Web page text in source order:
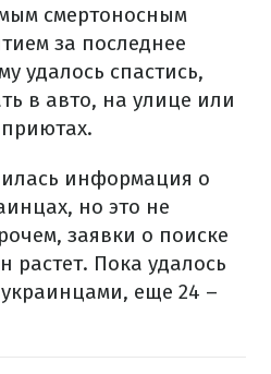
смертоносным
за последнее
удалось спастись,
в авто, на улице или
информация о
но это не
заявки о поиске
растет. Пока удалось
еще 24 –